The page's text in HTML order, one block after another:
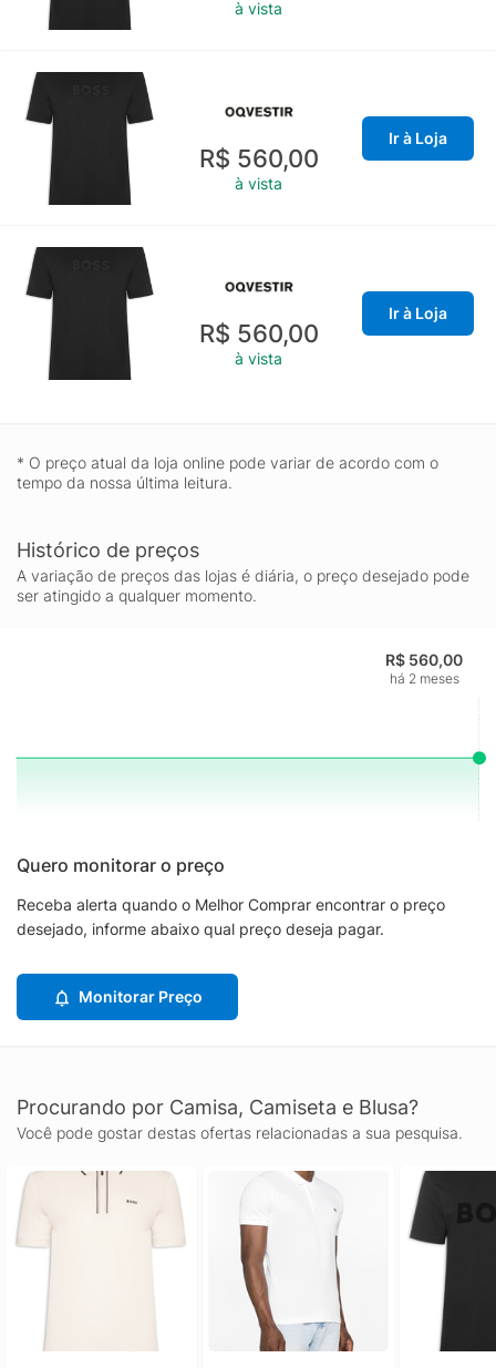
à vista
R$ 560,00
à vista
Ir à Loja
R$ 560,00
à vista
Ir à Loja
* O preço atual da loja online pode variar de acordo com o
tempo da nossa última leitura.
Histórico de preços
A variação de preços das lojas é diária, o preço desejado pode
ser atingido a qualquer momento.
R$ 560,00
há 2 meses
Quero monitorar o preço
Receba alerta quando o Melhor Comprar encontrar o preço
desejado, informe abaixo qual preço deseja pagar.
Monitorar Preço
Procurando por Camisa, Camiseta e Blusa?
Você pode gostar destas ofertas relacionadas a sua pesquisa.